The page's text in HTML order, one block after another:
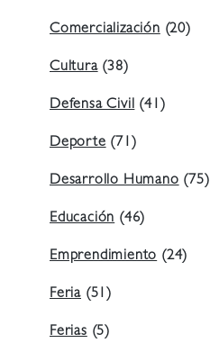
Comercialización (20)
Cultura(38)
Defensa Civil (41)
Deporte (71)
Desarrollo Humano (75)
Educación (46)
Emprendimiento (24)
Feria (51)
Ferias (5)